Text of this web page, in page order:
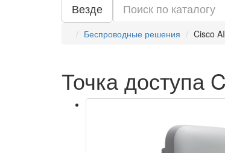
Везде
Беспроводные решения Cisco
Точка доступа